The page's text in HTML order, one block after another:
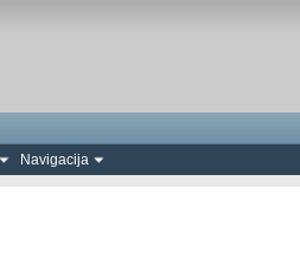
Navigacija